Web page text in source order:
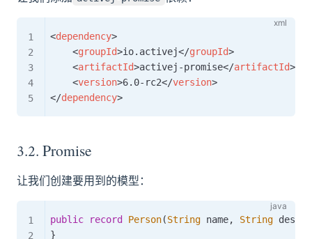
<dependency>
<groupId>io.activej</groupId>
<artifactId>activej-promise</artifactId>
<version>6.0-rc2</version>
</dependency>
3.2. Promise
让我们创建要用到的模型：
public record Person(String name, String
}